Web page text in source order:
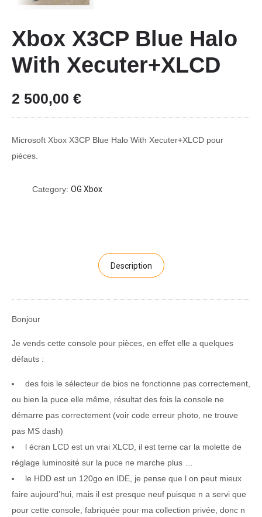
Xbox X3CP Blue Halo
With Xecuter+XLCD
2 500,00 €
Microsoft Xbox X3CP Blue Halo With Xecuter+XLCD pour
pièces.
Category: OG Xbox
Description
Bonjour
Je vends cette console pour pièces, en effet elle a quelques
défauts :
des fois le sélecteur de bios ne fonctionne pas correctement,
ou bien la puce elle même, résultat des fois la console ne
démarre pas correctement (voir code erreur photo, ne trouve
pas MS dash)
l écran LCD est un vrai XLCD, il est terne car la molette de
réglage luminosité sur la puce ne marche plus …
le HDD est un 120go en IDE, je pense que l on peut mieux
faire aujourd’hui, mais il est presque neuf puisque n a servi que
pour cette console, fabriquée pour ma collection privée, donc n